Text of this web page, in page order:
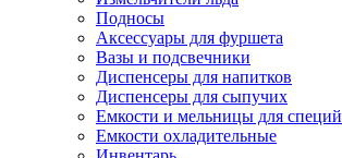
Подносы
Аксессуары для фуршета
Вазы и подсвечники
Диспенсеры для напитков
Диспенсеры для сыпучих
Емкости и мельницы для специй
Емкости охладительные